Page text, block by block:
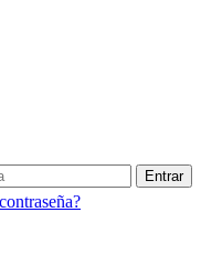
Entrar